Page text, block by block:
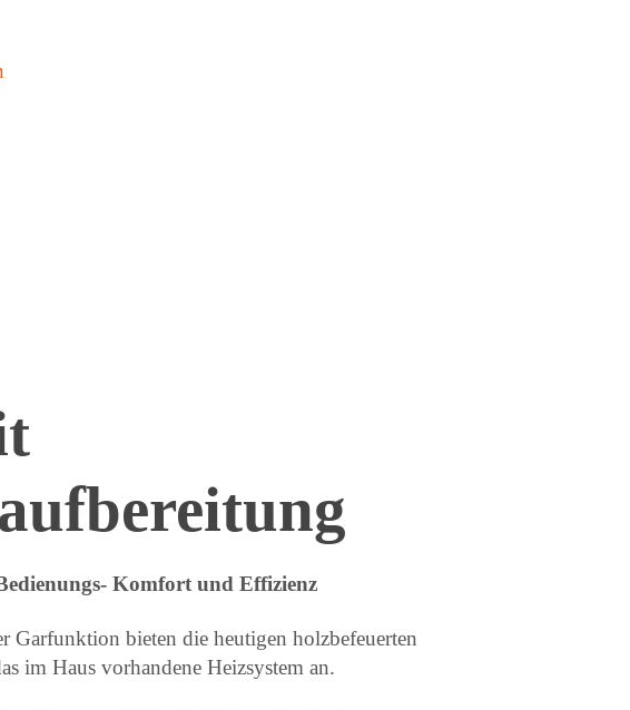
Komfort und Effizienz
Garfunktion bieten die heutigen holzbefeuerten
im Haus vorhandene Heizsystem an.